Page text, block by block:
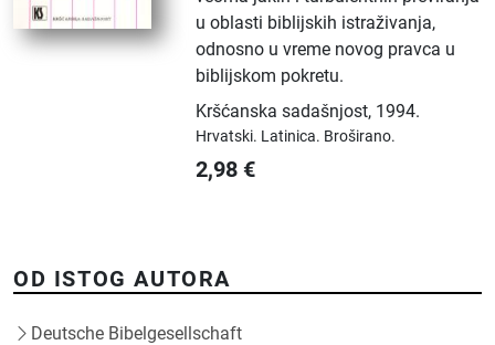
u oblasti biblijskih istraživanja,
odnosno u vreme novog pravca u
biblijskom pokretu.
Kršćanska sadašnjost, 1994.
Hrvatski. Latinica. Broširano.
2,98 €
OD ISTOG AUTORA
Deutsche Bibelgesellschaft